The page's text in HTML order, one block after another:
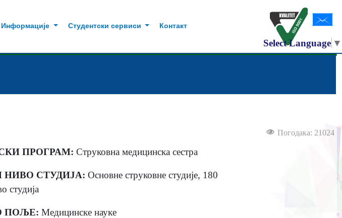
Информације Студентски сервиси Контакт
Select Language ▼
Погодака: 21024
ПРОГРАМ: Струковна медицинска сестра
НИВО СТУДИЈА: Основне струковне студије, 180
студија
ПОЉЕ: Медицинске науке